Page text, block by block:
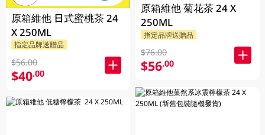
原箱維他 日式蜜桃茶 24
X 250ML
指定品牌送贈品
$56.00
$40.00
原箱維他 菊花茶 24 X
250ML
指定品牌送贈品
$76.00
$56.00